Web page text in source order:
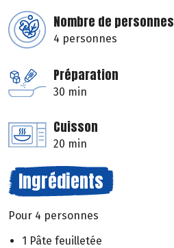
Nombre de personnes
4 personnes
Préparation
30 min
Cuisson
20 min
Ingrédients
Pour 4 personnes
1 Pâte feuilletée